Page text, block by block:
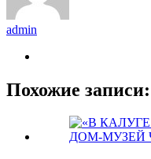
admin
Похожие записи: